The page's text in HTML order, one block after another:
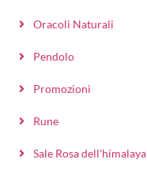
Oracoli Naturali
Pendolo
Promozioni
Rune
Sale Rosa dell'himalaya